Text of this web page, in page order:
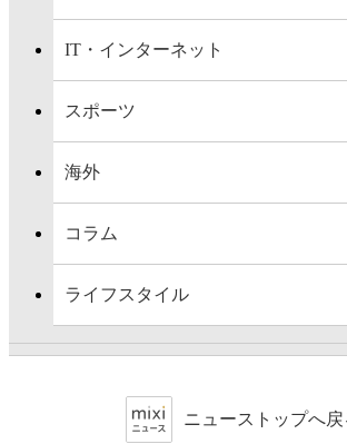
IT・インターネット
スポーツ
海外
コラム
ライフスタイル
ニューストップへ戻